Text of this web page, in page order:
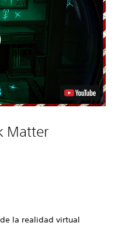
Matter
la realidad virtual